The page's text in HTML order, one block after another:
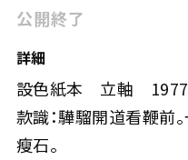
公開終了
詳細
設色紙本 立軸
款識：驊騮開道看鞭前
瘦石。